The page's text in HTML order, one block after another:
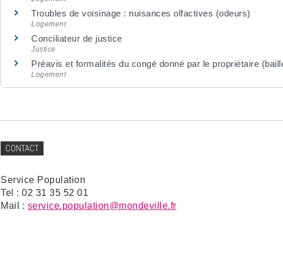
Troubles de voisinage : nuisances olfactives (odeurs)
Logement
Conciliateur de justice
Justice
Préavis et formalités du congé donné par le propriétaire
Logement
CONTACT
Service Population
Tel : 02 31 35 52 01
Mail : service.population@mondeville.fr